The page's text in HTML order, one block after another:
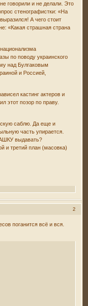
говорили и не делали. Это
стенографистки: «На
А чего стоит
«Какая страшная страна
по поводу украинского
над Булгаковым
и Россией,
кастинг актеров и
этот позор по праву.
саблю. Да еще и
часть упирается.
выдавать?
и третий план (масовка)
2
поганится всё и вся.